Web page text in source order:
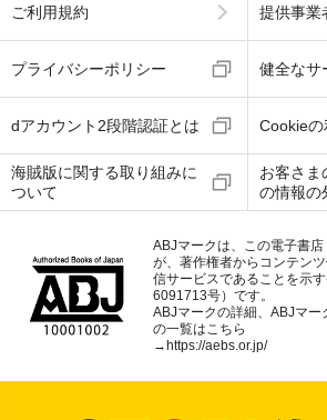
ご利用規約 提供事業
プライバシーポリシー 健全なサ
dアカウント2段階認証とは Cookieの
海賊版に関する取り組みに
ついて
お客さま
の情報の
ABJマークは、この電子書
が、著作権者からコンテン
信サービスであることを示
6091713号）です。
ABJマークの詳細、ABJマ
の一覧はこちら
→ https://aebs.or.jp/